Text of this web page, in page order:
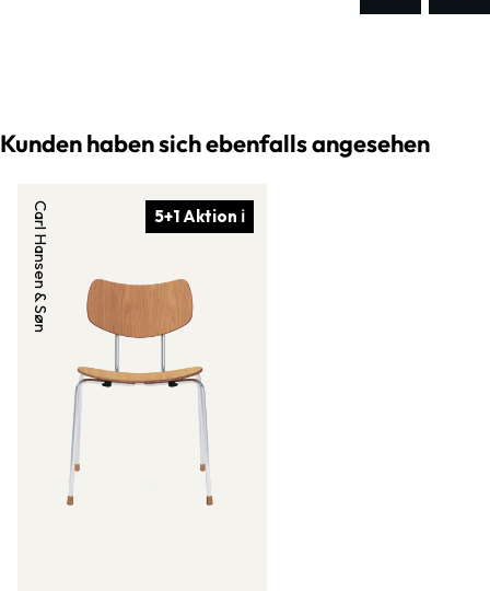
Kunden haben sich ebenfalls angesehen
5+1 Aktion ℹ
Carl Hansen & Søn